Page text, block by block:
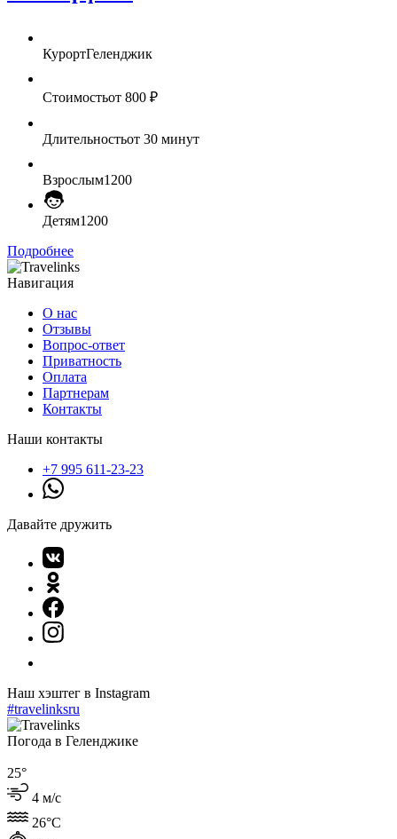
КурортГеленджик
Стоимостьот 800 ₽
Длительностьот 30 минут
Взрослым1200
Детям1200
Подробнее
Навигация
О нас
Отзывы
Вопрос-ответ
Приватность
Оплата
Партнерам
Контакты
Наши контакты
+7 995 611-23-23
Давайте дружить
Наш хэштег в Instagram
#travelinksru
Погода в Геленджике
25°
4 м/с
26°C